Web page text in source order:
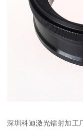
深圳科迪激光镭射加工